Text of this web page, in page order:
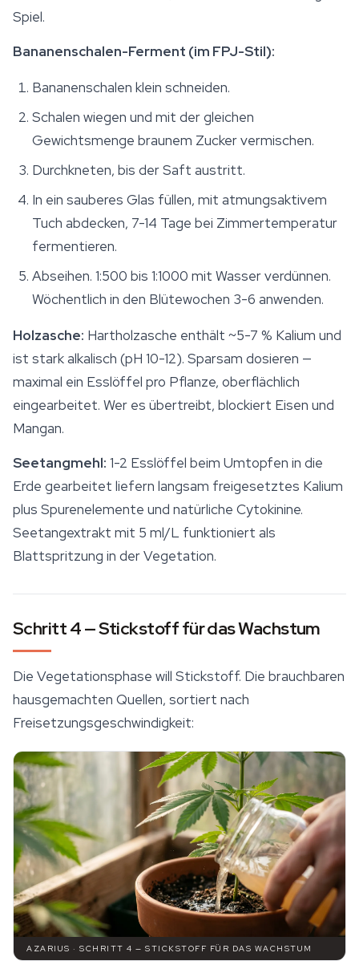
Spiel.
Bananenschalen-Ferment (im FPJ-Stil):
Bananenschalen klein schneiden.
Schalen wiegen und mit der gleichen
Gewichtsmenge braunem Zucker vermischen.
Durchkneten, bis der Saft austritt.
In ein sauberes Glas füllen, mit atmungsaktivem
Tuch abdecken, 7-14 Tage bei Zimmertemperatur
fermentieren.
Abseihen. 1:500 bis 1:1000 mit Wasser verdünnen.
Wöchentlich in den Blütewochen 3-6 anwenden.
Holzasche: Hartholzasche enthält ~5-7 % Kalium und
ist stark alkalisch (pH 10-12). Sparsam dosieren —
maximal ein Esslöffel pro Pflanze, oberflächlich
eingearbeitet. Wer es übertreibt, blockiert Eisen und
Mangan.
Seetangmehl: 1-2 Esslöffel beim Umtopfen in die
Erde gearbeitet liefern langsam freigesetztes Kalium
plus Spurenelemente und natürliche Cytokinine.
Seetangextrakt mit 5 ml/L funktioniert als
Blattspritzung in der Vegetation.
Schritt 4 — Stickstoff für das Wachstum
Die Vegetationsphase will Stickstoff. Die brauchbaren
hausgemachten Quellen, sortiert nach
Freisetzungsgeschwindigkeit:
AZARIUS · SCHRITT 4 — STICKSTOFF FÜR DAS WACHSTUM